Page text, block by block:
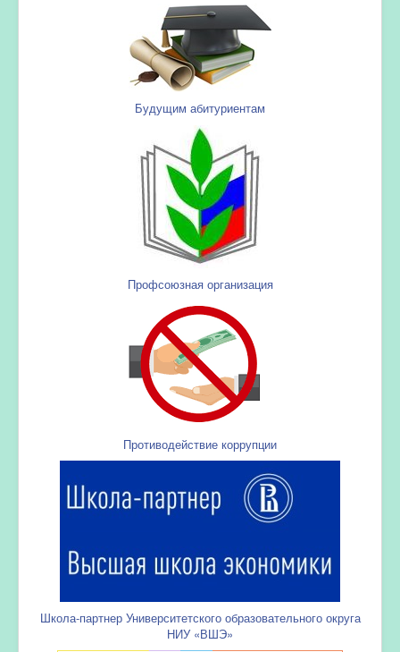
Будущим абитуриентам
Профсоюзная организация
Противодействие коррупции
Школа-партнер Университетского образовательного округа
НИУ «ВШЭ»